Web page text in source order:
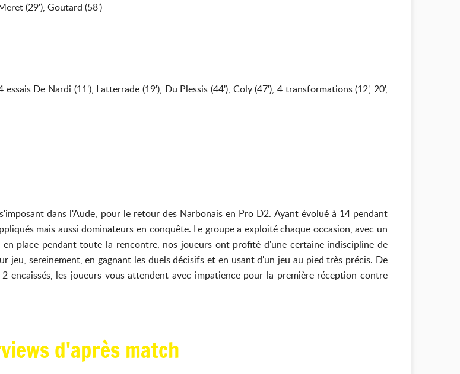
(29'), Goutard (58')
De Nardi (11'), Latterrade (19'), Du Plessis (44'), Coly (47'), 4 transformations (12', 20',
dans l'Aude, pour le retour des Narbonais en Pro D2. Ayant évolué à 14 pendant
mais aussi dominateurs en conquête. Le groupe a exploité chaque occasion, avec un
place pendant toute la rencontre, nos joueurs ont profité d'une certaine indiscipline de
jeu, sereinement, en gagnant les duels décisifs et en usant d'un jeu au pied très précis. De
encaissés, les joueurs vous attendent avec impatience pour la première réception contre
d'après match